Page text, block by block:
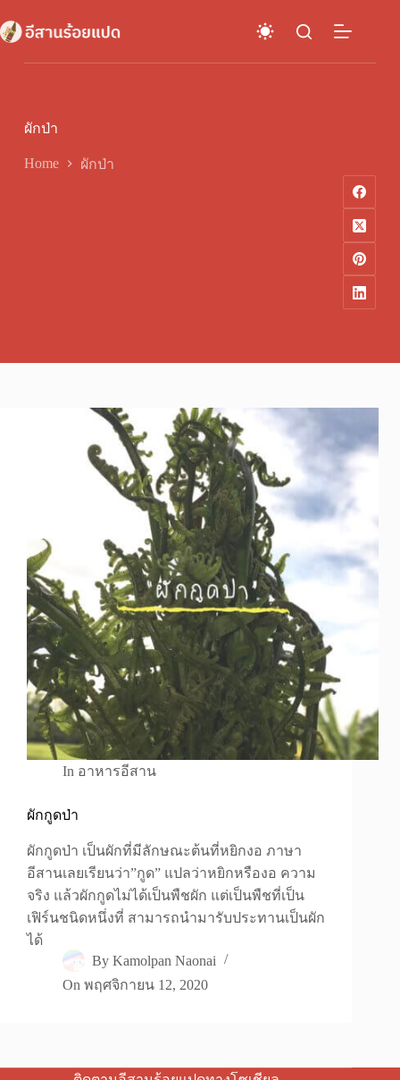
to
content
ผักป่า
Home ผักป่า
In อาหารอีสาน
ผักกูดป่า
ผักกูดป่า เป็นผักที่มีลักษณะต้นที่หยิกงอ ภาษา
อีสานเลยเรียนว่า”กูด” แปลว่าหยิกหรืองอ ความ
จริง แล้วผักกูดไม่ได้เป็นพืชผัก แต่เป็นพืชที่เป็น
เฟิร์นชนิดหนึ่งที่ สามารถนำมารับประทานเป็นผัก
ได้
By Kamolpan Naonai
On พฤศจิกายน 12, 2020